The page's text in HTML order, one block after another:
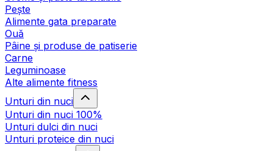
Pește
Alimente gata preparate
Ouă
Pâine și produse de patiserie
Carne
Leguminoase
Alte alimente fitness
Unturi din nuci
Unturi din nuci 100%
Unturi dulci din nuci
Unturi proteice din nuci